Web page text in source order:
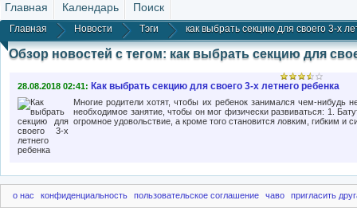
Главная Календарь Поиск
Главная Новости Тэги как выбрать секцию для своего 3-х
Обзор новостей с тегом: как выбрать секцию для
28.08.2018 02:41: Как выбрать секцию для своего 3-х летнего ребенка
Многие родители хотят, чтобы их ребенок занимался чем-
необходимое занятие, чтобы он мог физически развиваться: 1.
огромное удовольствие, а кроме того становится ловким, гибким и
о нас конфиденциальность пользовательское соглашение чаво пригласить